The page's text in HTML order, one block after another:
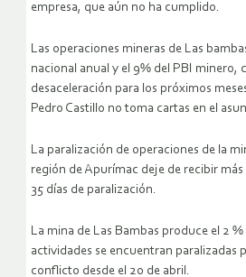
empresa, que aún no ha cumplido.
Las operaciones mineras de Las
nacional anual y el 9% del PBI minero,
desaceleración para los próximos
Pedro Castillo no toma cartas en el
La paralización de operaciones de la
región de Apurímac deje de recibir más
35 días de paralización.
La mina de Las Bambas produce el 2
actividades se encuentran paralizadas
conflicto desde el 20 de abril.